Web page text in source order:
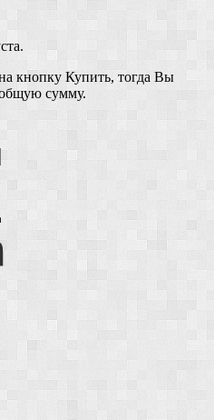
кнопку Купить, тогда Вы
общую сумму.